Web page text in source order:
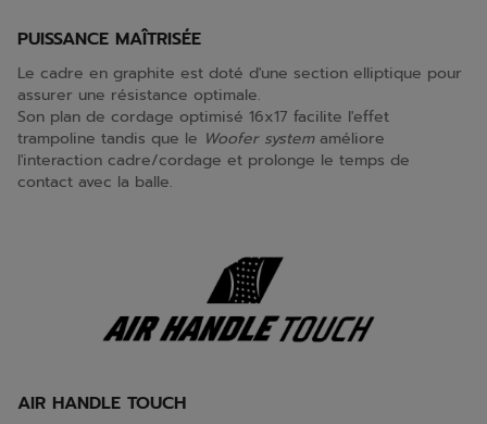
PUISSANCE MAÎTRISÉE
Le cadre en graphite est doté d'une section elliptique pour
assurer une résistance optimale.
Son plan de cordage optimisé 16x17 facilite l'effet
trampoline tandis que le Woofer systemaméliore
l'interaction cadre/cordage et prolonge le temps de
contact avec la balle.
AIR HANDLE TOUCH